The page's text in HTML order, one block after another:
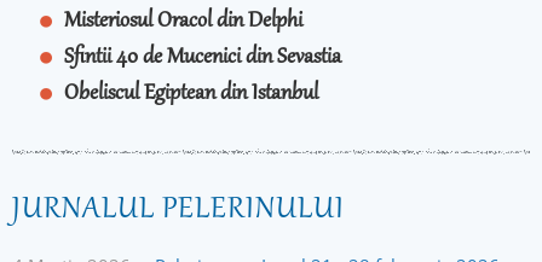
Misteriosul Oracol din Delphi
Sfintii 40 de Mucenici din Sevastia
Obeliscul Egiptean din Istanbul
JURNALUL PELERINULUI